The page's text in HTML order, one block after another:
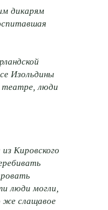
дикарям
Изольдины
театре, люди
Кировского
люди могли,
же слащавое